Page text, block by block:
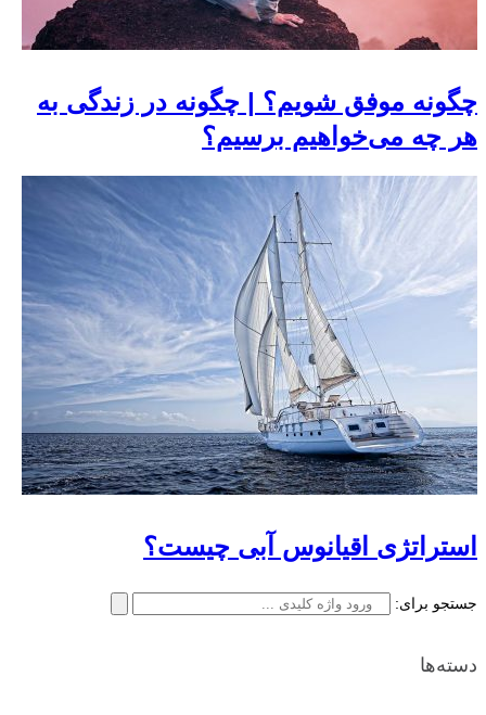
چگونه موفق شویم؟ | چگونه در زندگی به
هر چه می‌خواهیم برسیم؟
استراتژی اقیانوس آبی چیست؟
جستجو برای:
دسته‌ها